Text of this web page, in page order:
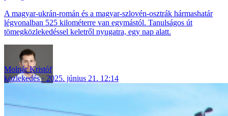
A magyar-ukrán-román és a magyar-szlovén-osztrák hármashatár
légvonalban 525 kilométerre van egymástól. Tanulságos út
tömegközlekedéssel keletről nyugatra, egy nap alatt.
Molnár Kristóf
közlekedés
2025. június 21. 12:14